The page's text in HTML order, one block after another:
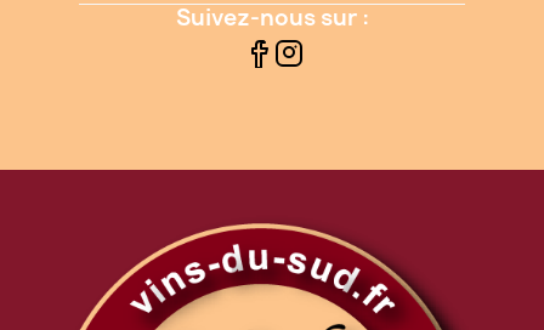
Suivez-nous sur :